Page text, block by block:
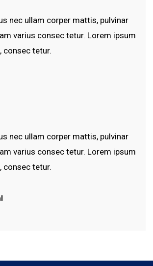
nec ullam corper mattis, pulvinar
varius consec tetur. Lorem ipsum
consec tetur.
nec ullam corper mattis, pulvinar
varius consec tetur. Lorem ipsum
consec tetur.